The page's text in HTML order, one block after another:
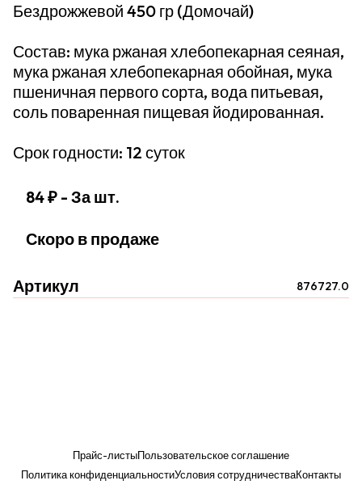
Бездрожжевой 450 гр (Домочай)
Состав: мука ржаная хлебопекарная сеяная,
мука ржаная хлебопекарная обойная, мука
пшеничная первого сорта, вода питьевая,
соль поваренная пищевая йодированная.
Срок годности: 12 суток
84 ₽ - За шт.
Скоро в продаже
Артикул 876727.0
Прайс-листыПользовательское соглашение
Политика конфиденциальностиУсловия сотрудничестваКонтакты